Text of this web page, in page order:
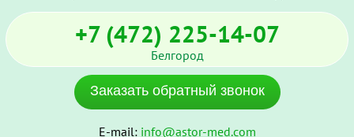
+7 (472) 225-14-07
Белгород
Заказать обратный звонок
E-mail: info@astor-med.com